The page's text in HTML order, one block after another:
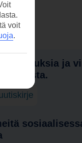
tarjouksia ja
voit
.